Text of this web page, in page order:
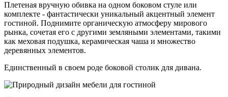
Плетеная вручную обивка на одном боковом стуле или
комплекте - фантастически уникальный акцентный элемент
гостиной. Поднимите органическую атмосферу мирового
рынка, сочетая его с другими земляными элементами, такими
как меховая подушка, керамическая чаша и множество
деревянных элементов.
Единственный в своем роде боковой столик для дивана.